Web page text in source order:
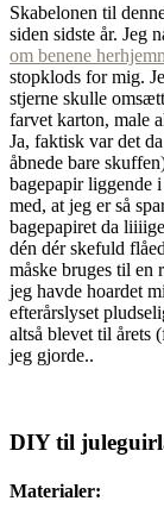
Skabelonen til
siden sidste år. Jeg
om benene
stopklods for mig.
stjerne skulle
farvet karton, male
Ja, faktisk var det
åbnede bare
bagepapir liggende
med, at jeg er så
bagepapiret da
dén dér skefuld
måske bruges til en
jeg havde hoardet
efterårslyset
altså blevet til årets
jeg gjorde..
DIY til
Materialer: